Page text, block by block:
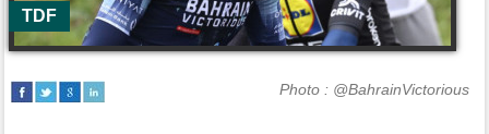
TDF
Photo : @BahrainVictorious